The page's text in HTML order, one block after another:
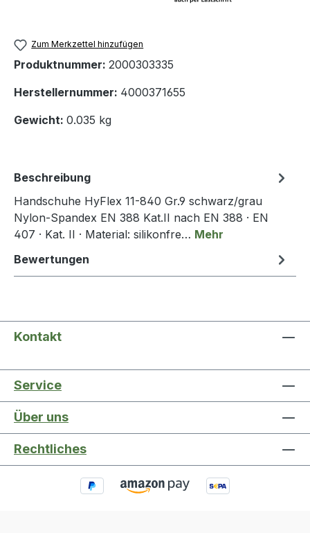
Zum Merkzettel hinzufügen
Produktnummer: 2000303335
Herstellernummer: 4000371655
Gewicht: 0.035 kg
Beschreibung
Handschuhe HyFlex 11-840 Gr.9 schwarz/grau
Nylon-Spandex EN 388 Kat.II nach EN 388 · EN
407 · Kat. II · Material: silikonfre… Mehr
Bewertungen
Kontakt
Service
Über uns
Rechtliches